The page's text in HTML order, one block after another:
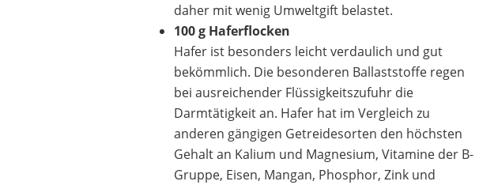
daher mit wenig Umweltgift belastet.
100 g Haferflocken
Hafer ist besonders leicht verdaulich und gut
bekömmlich. Die besonderen Ballaststoffe regen
bei ausreichender Flüssigkeitszufuhr die
Darmtätigkeit an. Hafer hat im Vergleich zu
anderen gängigen Getreidesorten den höchsten
Gehalt an Kalium und Magnesium, Vitamine der B-
Gruppe, Eisen, Mangan, Phosphor, Zink und